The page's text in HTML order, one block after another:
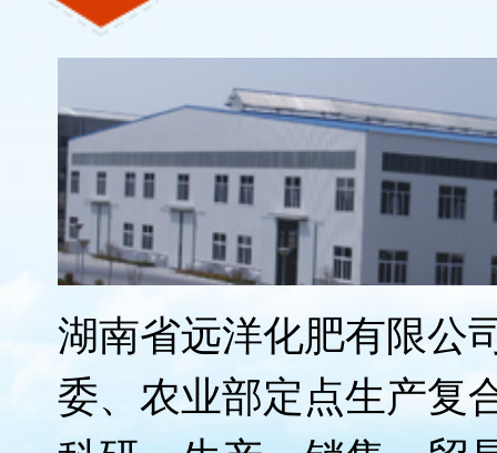
的
湖南省远洋化肥有限公
委、农业部定点生产复